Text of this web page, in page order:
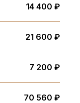
14 400 ₽
21 600 ₽
7 200 ₽
70 560 ₽